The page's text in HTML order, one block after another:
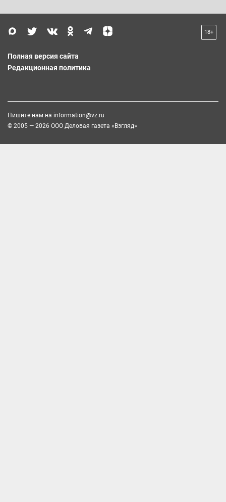
18+
Полная версия сайта
Редакционная политика
Пишите нам на information@vz.ru
© 2005 — 2026 ООО Деловая газета «Взгляд»